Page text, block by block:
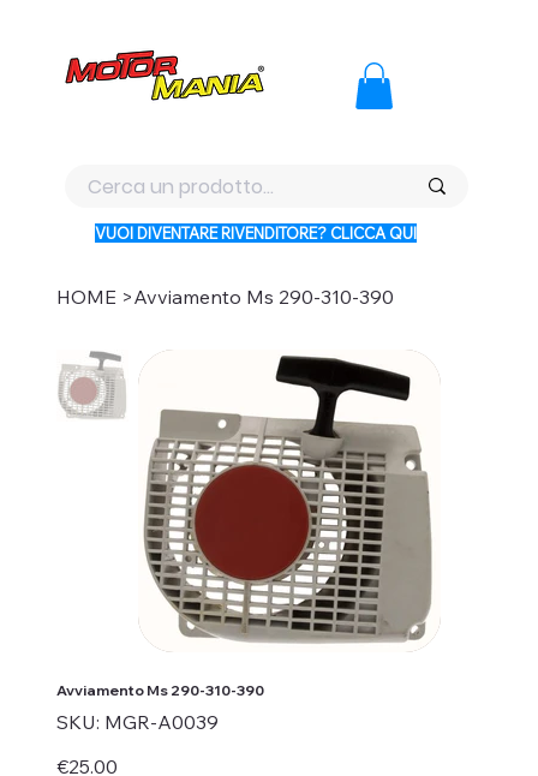
VUOI DIVENTARE RIVENDITORE? CLICCA QUI
HOME >Avviamento Ms 290-310-390
Avviamento Ms 290-310-390
SKU: SKU
MGR-
MGR-A0039
Price
€25.00